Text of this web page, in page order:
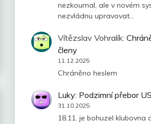
nezkoumal, ale v novém
nezvládnu upravovat…
Vítězslav Vohralík:
členy
11.12.2025
Chráněno heslem
Luky: Podzimní přebor
31.10.2025
18.11. je bohuzel klubovna